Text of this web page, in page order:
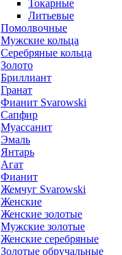
Токарные
Литьевые
Помолвочные
Мужские кольца
Серебряные кольца
Золото
Бриллиант
Гранат
Фианит Svarowski
Сапфир
Муассанит
Эмаль
Янтарь
Агат
Фианит
Жемчуг Svarowski
Женские
Женские золотые
Мужские золотые
Женские серебряные
Золотые обручальные